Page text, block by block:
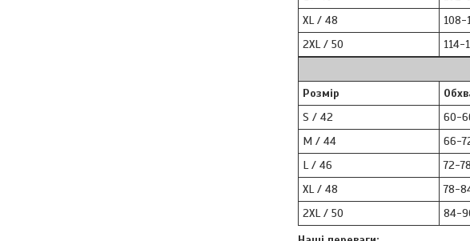
XL / 48
108-
2XL / 50
114-
Розмір
S / 42
60-
M / 44
66-
L / 46
72-78
XL / 48
78-
2XL / 50
84-